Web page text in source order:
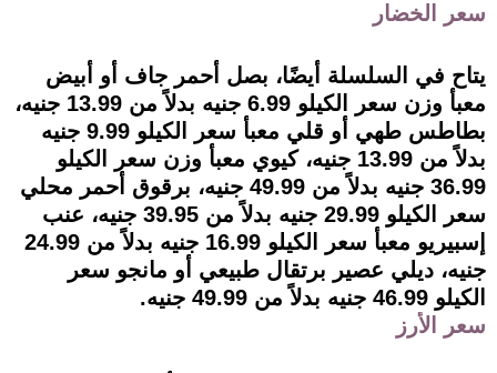
سعر الخضار
يتاح في السلسلة أيضًا، بصل أحمر جاف أو أبيض
معبأ وزن سعر الكيلو 6.99 جنيه بدلاً من 13.99 جنيه،
بطاطس طهي أو قلي معبأ سعر الكيلو 9.99 جنيه
بدلاً من 13.99 جنيه، كيوي معبأ وزن سعر الكيلو
36.99 جنيه بدلاً من 49.99 جنيه، برقوق أحمر محلي
سعر الكيلو 29.99 جنيه بدلاً من 39.95 جنيه، عنب
إسبيريو معبأ سعر الكيلو 16.99 جنيه بدلاً من 24.99
جنيه، ديلي عصير برتقال طبيعي أو مانجو سعر
الكيلو 46.99 جنيه بدلاً من 49.99 جنيه.
سعر الأرز